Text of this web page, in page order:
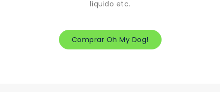
líquido etc.
Comprar Oh My Dog!